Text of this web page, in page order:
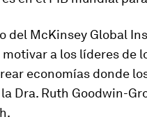
del McKinsey Global
a los líderes de
economías donde
Dra. Ruth Goodwin-